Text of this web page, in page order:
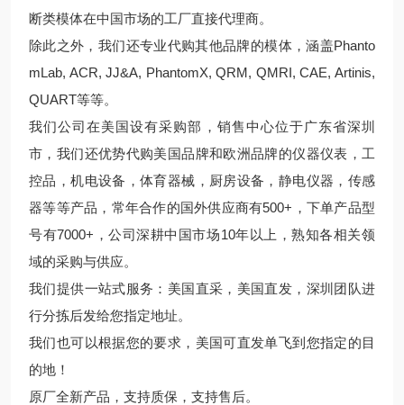
断类模体在中国市场的工厂直接代理商。
除此之外，我们还专业代购其他品牌的模体，涵盖Phanto
mLab, ACR, JJ&A, PhantomX, QRM, QMRI, CAE, Artinis,
QUART等等。
我们公司在美国设有采购部，销售中心位于广东省深圳
市，我们还优势代购美国品牌和欧洲品牌的仪器仪表，工
控品，机电设备，体育器械，厨房设备，静电仪器，传感
器等等产品，常年合作的国外供应商有500+，下单产品型
号有7000+，公司深耕中国市场10年以上，熟知各相关领
域的采购与供应。
我们提供一站式服务：美国直采，美国直发，深圳团队进
行分拣后发给您指定地址。
我们也可以根据您的要求，美国可直发单飞到您指定的目
的地！
原厂全新产品，支持质保，支持售后。